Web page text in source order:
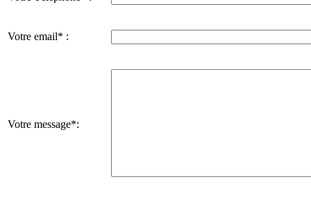
Votre email* :
Votre message*: